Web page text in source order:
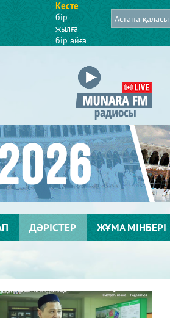
Кесте
бір
жылға
бір айға
ДӘРІСТЕР ЖҰМА МІНБЕРІ